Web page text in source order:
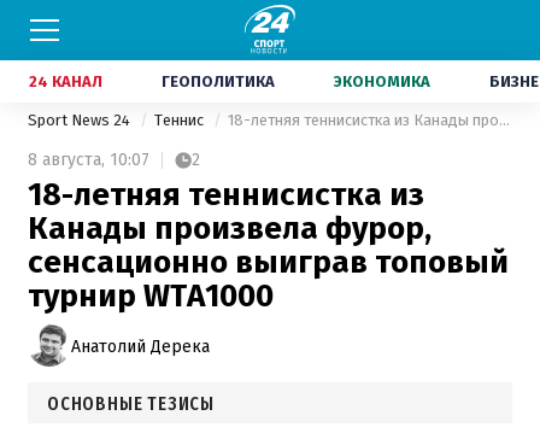
24 КАНАЛ ГЕОПОЛИТИКА ЭКОНОМИКА
Sport News 24 Теннис 18-летняя теннисистка из Канады произвела фурор, сенсационно выиграв топовый турнир WTA1000
8 августа, 10:07 2
18-летняя теннисистка из
Канады произвела фурор,
сенсационно выиграв топовый
турнир WTA1000
Анатолий Дерека
ОСНОВНЫЕ ТЕЗИСЫ